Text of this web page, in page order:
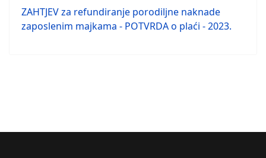
ZAHTJEV za refundiranje porodiljne naknade
zaposlenim majkama - POTVRDA o plaći - 2023.